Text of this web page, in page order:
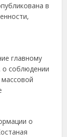
в
главному
о соблюдении
о